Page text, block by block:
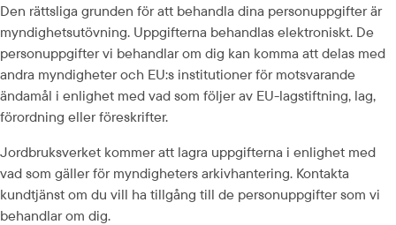
Den rättsliga grunden för att behandla dina personuppgifter är
myndighetsutövning. Uppgifterna behandlas elektroniskt. De
personuppgifter vi behandlar om dig kan komma att delas med
andra myndigheter och EU:s institutioner för motsvarande
ändamål i enlighet med vad som följer av EU-lagstiftning, lag,
förordning eller föreskrifter.
Jordbruksverket kommer att lagra uppgifterna i enlighet med
vad som gäller för myndigheters arkivhantering. Kontakta
kundtjänst om du vill ha tillgång till de personuppgifter som vi
behandlar om dig.